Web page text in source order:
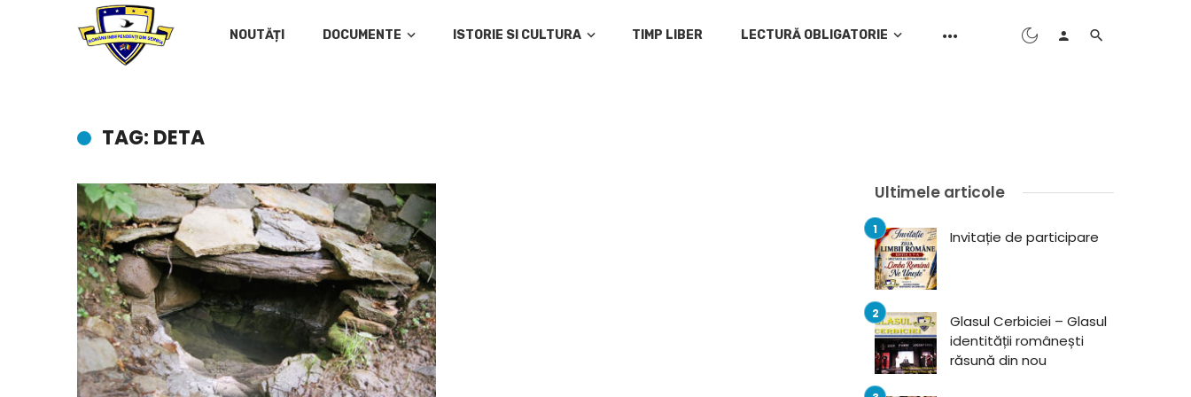
NOUTĂȚI DOCUMENTE ISTORIE SI CULTURA TIMP LIBER LECTURĂ OBLIGATORIE
TAG: DETA
Ultimele articole
Invitație de participare
Glasul Cerbiciei – Glasul
identității românești
răsună din nou